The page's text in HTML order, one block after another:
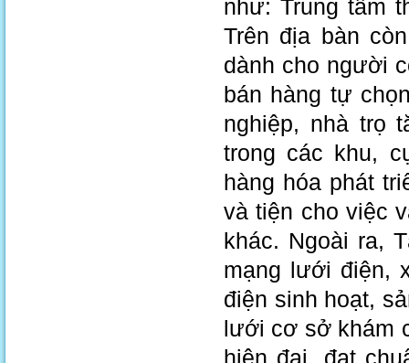
như: Trung tâm
Trên địa bàn
dành cho người
bán hàng tự
nghiệp, nhà trọ
trong các khu,
hàng hóa phát
và tiện cho việc
khác. Ngoài ra,
mạng lưới điện,
điện sinh hoạt,
lưới cơ sở khám
hiện đại, đạt